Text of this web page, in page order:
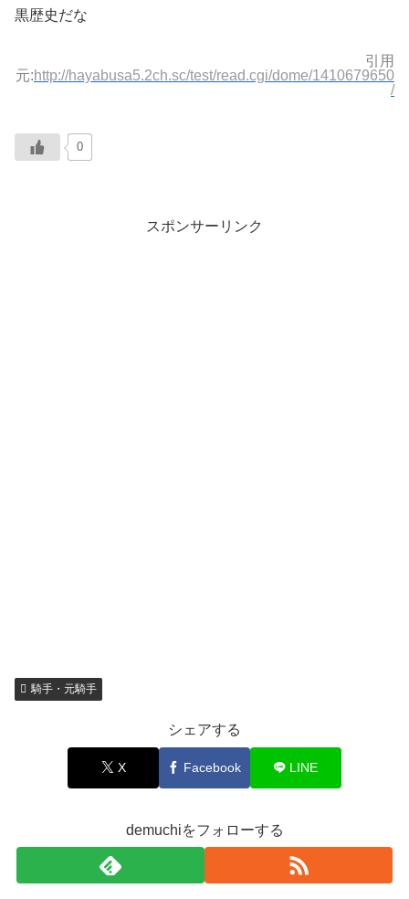
黒歴史だな
引用
元:http://hayabusa5.2ch.sc/test/read.cgi/dome/1410679650
/
0
スポンサーリンク
騎手・元騎手
シェアする
X Facebook LINE
demuchiをフォローする